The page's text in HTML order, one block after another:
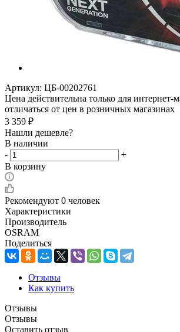
Артикул: ЦБ-00202761
Цена действительна только для интернет-
отличаться от цен в розничных магазинах
3 359 ₽
Нашли дешевле?
В наличии
-
+
В корзину
Рекомендуют 0 человек
Характеристики
Производитель
OSRAM
Поделиться
Отзывы
Как купить
Отзывы
Отзывы
Оставить отзыв